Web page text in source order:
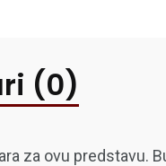
(0)
za ovu predstavu.